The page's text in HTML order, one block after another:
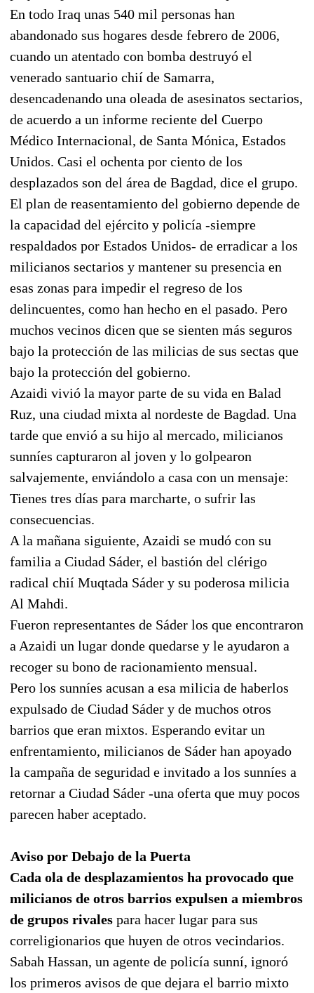
En todo Iraq unas 540 mil personas han
abandonado sus hogares desde febrero de 2006,
cuando un atentado con bomba destruyó el
venerado santuario chií de Samarra,
desencadenando una oleada de asesinatos sectarios,
de acuerdo a un informe reciente del Cuerpo
Médico Internacional, de Santa Mónica, Estados
Unidos. Casi el ochenta por ciento de los
desplazados son del área de Bagdad, dice el grupo.
El plan de reasentamiento del gobierno depende de
la capacidad del ejército y policía -siempre
respaldados por Estados Unidos- de erradicar a los
milicianos sectarios y mantener su presencia en
esas zonas para impedir el regreso de los
delincuentes, como han hecho en el pasado. Pero
muchos vecinos dicen que se sienten más seguros
bajo la protección de las milicias de sus sectas que
bajo la protección del gobierno.
Azaidi vivió la mayor parte de su vida en Balad
Ruz, una ciudad mixta al nordeste de Bagdad. Una
tarde que envió a su hijo al mercado, milicianos
sunníes capturaron al joven y lo golpearon
salvajemente, enviándolo a casa con un mensaje:
Tienes tres días para marcharte, o sufrir las
consecuencias.
A la mañana siguiente, Azaidi se mudó con su
familia a Ciudad Sáder, el bastión del clérigo
radical chií Muqtada Sáder y su poderosa milicia
Al Mahdi.
Fueron representantes de Sáder los que encontraron
a Azaidi un lugar donde quedarse y le ayudaron a
recoger su bono de racionamiento mensual.
Pero los sunníes acusan a esa milicia de haberlos
expulsado de Ciudad Sáder y de muchos otros
barrios que eran mixtos. Esperando evitar un
enfrentamiento, milicianos de Sáder han apoyado
la campaña de seguridad e invitado a los sunníes a
retornar a Ciudad Sáder -una oferta que muy pocos
parecen haber aceptado.
Aviso por Debajo de la Puerta
Cada ola de desplazamientos ha provocado que
milicianos de otros barrios expulsen a miembros
de grupos rivales para hacer lugar para sus
correligionarios que huyen de otros vecindarios.
Sabah Hassan, un agente de policía sunní, ignoró
los primeros avisos de que dejara el barrio mixto